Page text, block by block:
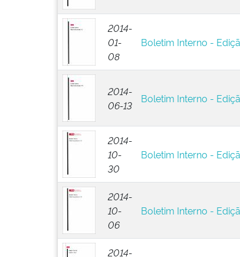
2014-
01-
08
Boletim Interno -
2014-
06-13
Boletim Interno -
2014-
10-
30
Boletim Interno -
2014-
10-
06
Boletim Interno -
2014-